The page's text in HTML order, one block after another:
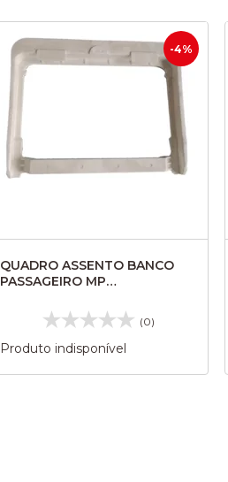
-4%
QUADRO ASSENTO BANCO
PASSAGEIRO MP
(0)
Produto indisponível